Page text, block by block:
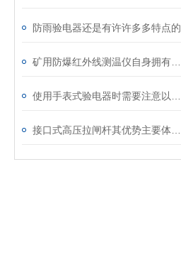
防雨验电器还是有许许多多特点的